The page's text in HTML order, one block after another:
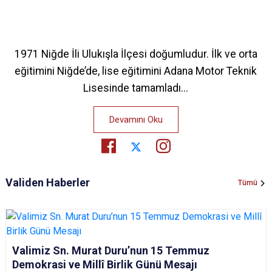
1971 Niğde İli Ulukışla İlçesi doğumludur. İlk ve orta
eğitimini Niğde’de, lise eğitimini Adana Motor Teknik
Lisesinde tamamladı...
Devamını Oku
Validen Haberler Tümü
Valimiz Sn. Murat Duru’nun 15 Temmuz
Demokrasi ve Millî Birlik Günü Mesajı